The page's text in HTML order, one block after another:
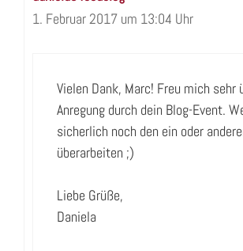
1. Februar 2017 um 13:04 Uhr
Vielen Dank, Marc! Freu mich sehr
Anregung durch dein Blog-Event.
sicherlich noch den ein oder
überarbeiten ;)
Liebe Grüße,
Daniela